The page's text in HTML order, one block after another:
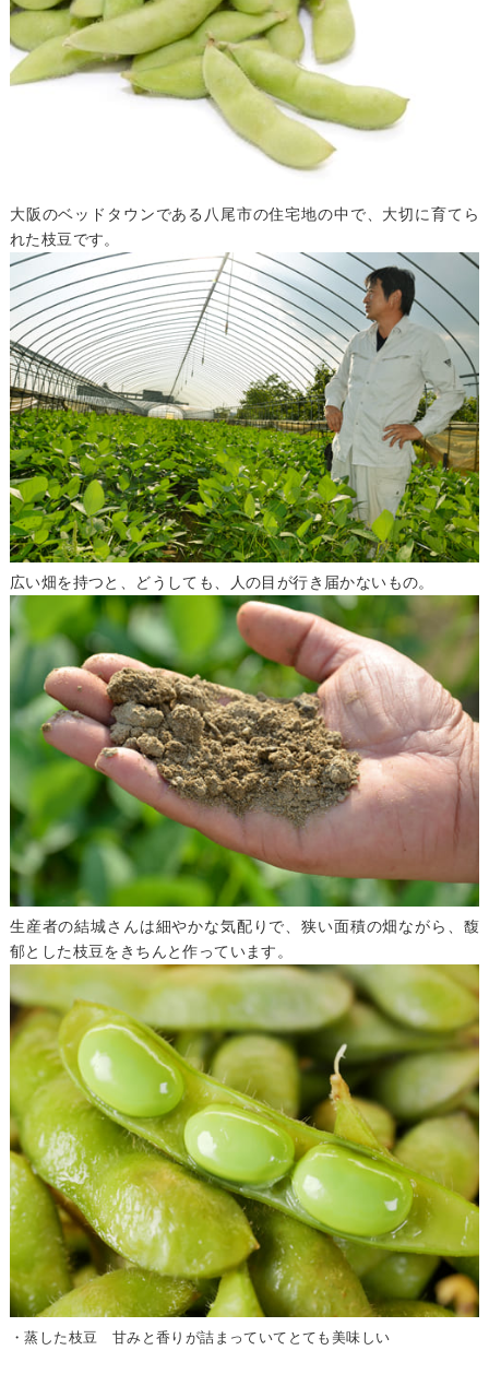
大阪のベッドタウンである八尾市の住宅地の中で、大切に育てら
れた枝豆です。
広い畑を持つと、どうしても、人の目が行き届かないもの。
生産者の結城さんは細やかな気配りで、狭い面積の畑ながら、馥
郁とした枝豆をきちんと作っています。
・蒸した枝豆 甘みと香りが詰まっていてとても美味しい